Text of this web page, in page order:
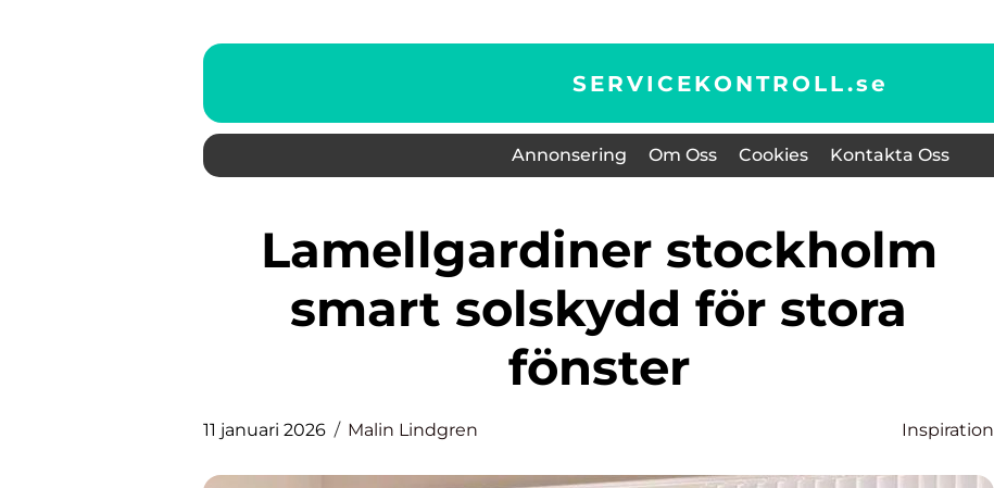
SERVICEKONTROLL.se
Annonsering Om Oss Cookies Kontakta Oss
Lamellgardiner stockholm
smart solskydd för stora
fönster
11 januari 2026 Malin Lindgren Inspiration